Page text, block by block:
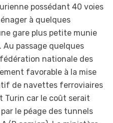
possédant 40 voies
à quelques
gare plus petite munie
passage quelques
nationale des
favorable à la mise
de navettes ferroviaires
Turin car le coût serait
le péage des tunnels